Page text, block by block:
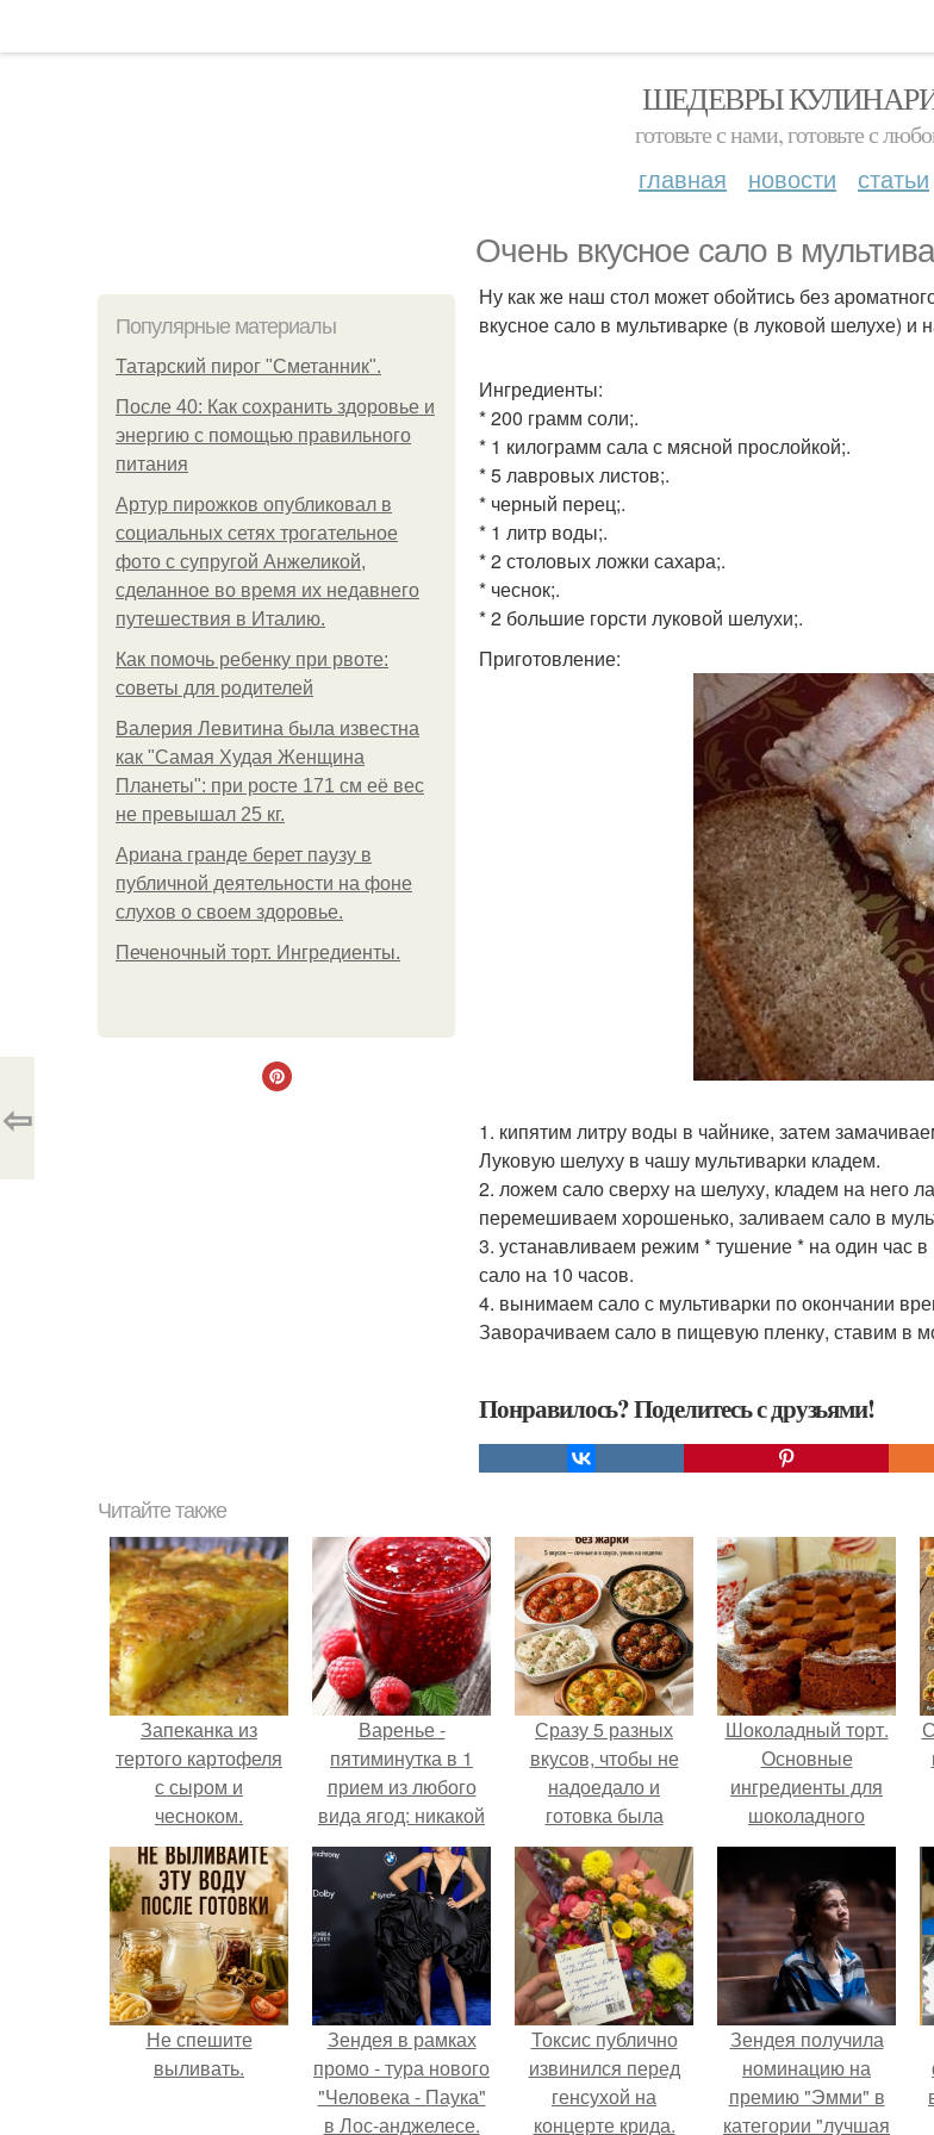
ШЕДЕВРЫ
готовьте с нами, готовьте с
главная новости статьи
Очень вкусное сало в
Популярные материалы
Татарский пирог "Сметанник".
После 40: Как сохранить здоровье и
энергию с помощью правильного
питания
Артур пирожков опубликовал в
социальных сетях трогательное
фото с супругой Анжеликой,
сделанное во время их недавнего
путешествия в Италию.
Как помочь ребенку при рвоте:
советы для родителей
Валерия Левитина была известна
как "Самая Худая Женщина
Планеты": при росте 171 см её вес
не превышал 25 кг.
Ариана гранде берет паузу в
публичной деятельности на фоне
слухов о своем здоровье.
Печеночный торт. Ингредиенты.
Ну как же наш стол может обойтись без
вкусное сало в мультиварке (в луковой шелухе)
Ингредиенты:
* 200 грамм соли;.
* 1 килограмм сала с мясной прослойкой;.
* 5 лавровых листов;.
* черный перец;.
* 1 литр воды;.
* 2 столовых ложки сахара;.
* чеснок;.
* 2 большие горсти луковой шелухи;.
Приготовление:
1. кипятим литру воды в чайнике, затем
Луковую шелуху в чашу мультиварки кладем.
2. ложем сало сверху на шелуху, кладем на него
перемешиваем хорошенько, заливаем сало в
3. устанавливаем режим * тушение * на один час
сало на 10 часов.
4. вынимаем сало с мультиварки по окончании
Заворачиваем сало в пищевую пленку, ставим в
Понравилось? Поделитесь с друзьями!
⇦
Читайте также
Запеканка из
тертого картофеля
с сыром и
чесноком.
Варенье -
пятиминутка в 1
прием из любого
вида ягод: никакой
длительной варки,
все витамины на
месте!
Сразу 5 разных
вкусов, чтобы не
надоедало и
готовка была
проще.
Шоколадный торт.
Основные
ингредиенты для
шоколадного
песочного теста:
Не спешите
выливать.
Зендея в рамках
промо - тура нового
"Человека - Паука"
в Лос-анджелесе.
Токсис публично
извинился перед
генсухой на
концерте крида.
Зендея получила
номинацию на
премию "Эмми" в
категории "лучшая